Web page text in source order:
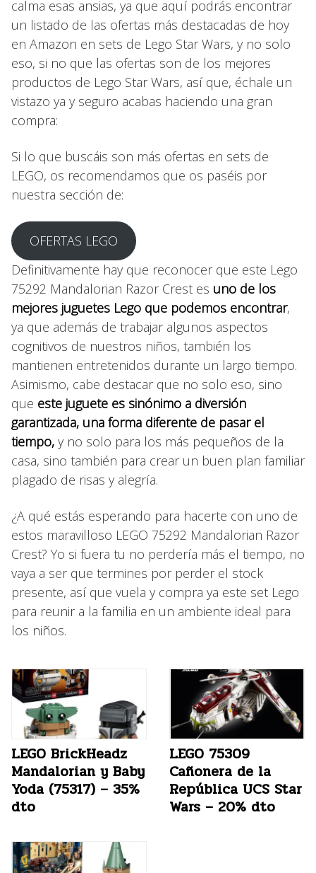
calma esas ansias, ya que aquí podrás encontrar
un listado de las ofertas más destacadas de hoy
en Amazon en sets de Lego Star Wars, y no solo
eso, si no que las ofertas son de los mejores
productos de Lego Star Wars, así que, échale un
vistazo ya y seguro acabas haciendo una gran
compra:
Si lo que buscáis son más ofertas en sets de
LEGO, os recomendamos que os paséis por
nuestra sección de:
OFERTAS LEGO
Definitivamente hay que reconocer que este Lego
75292 Mandalorian Razor Crest es uno de los
mejores juguetes Lego que podemos encontrar,
ya que además de trabajar algunos aspectos
cognitivos de nuestros niños, también los
mantienen entretenidos durante un largo tiempo.
Asimismo, cabe destacar que no solo eso, sino
que este juguete es sinónimo a diversión
garantizada, una forma diferente de pasar el
tiempo, y no solo para los más pequeños de la
casa, sino también para crear un buen plan familiar
plagado de risas y alegría.
¿A qué estás esperando para hacerte con uno de
estos maravilloso LEGO 75292 Mandalorian Razor
Crest? Yo si fuera tu no perdería más el tiempo, no
vaya a ser que termines por perder el stock
presente, así que vuela y compra ya este set Lego
para reunir a la familia en un ambiente ideal para
los niños.
LEGO BrickHeadz
Mandalorian y Baby
Yoda (75317) – 35%
dto
LEGO 75309
Cañonera de la
República UCS Star
Wars – 20% dto